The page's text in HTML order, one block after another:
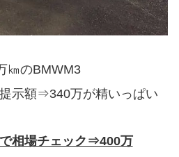
㎞のBMWM3
示額⇒340万が精いっぱい
相場チェック⇒400万